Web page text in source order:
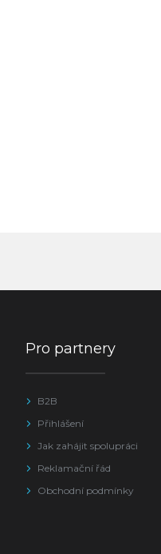
Pro partnery
B2B
Přihlášení
Jak zahájit spolupráci
Reklamační řád
Obchodní podmínky